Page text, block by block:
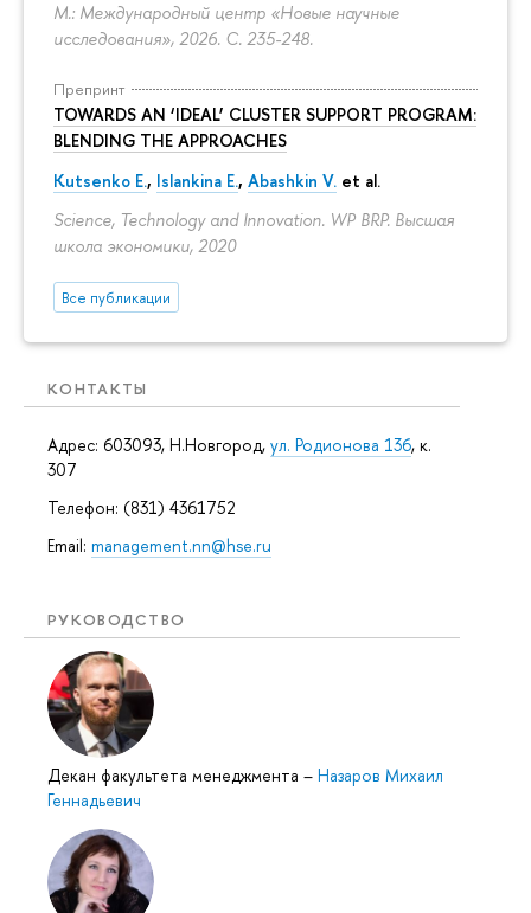
М.: Международный центр «Новые научные
исследования», 2026. С. 235-248.
Препринт
TOWARDS AN ‘IDEAL’ CLUSTER SUPPORT PROGRAM:
BLENDING THE APPROACHES
Kutsenko E., Islankina E., Abashkin V. et al.
Science, Technology and Innovation. WP BRP. Высшая
школа экономики, 2020
Все публикации
КОНТАКТЫ
Адрес: 603093, Н.Новгород, ул. Родионова 136, к.
307
Телефон: (831) 4361752
Email: management.nn@hse.ru
РУКОВОДСТВО
Декан факультета менеджмента – Назаров Михаил
Геннадьевич